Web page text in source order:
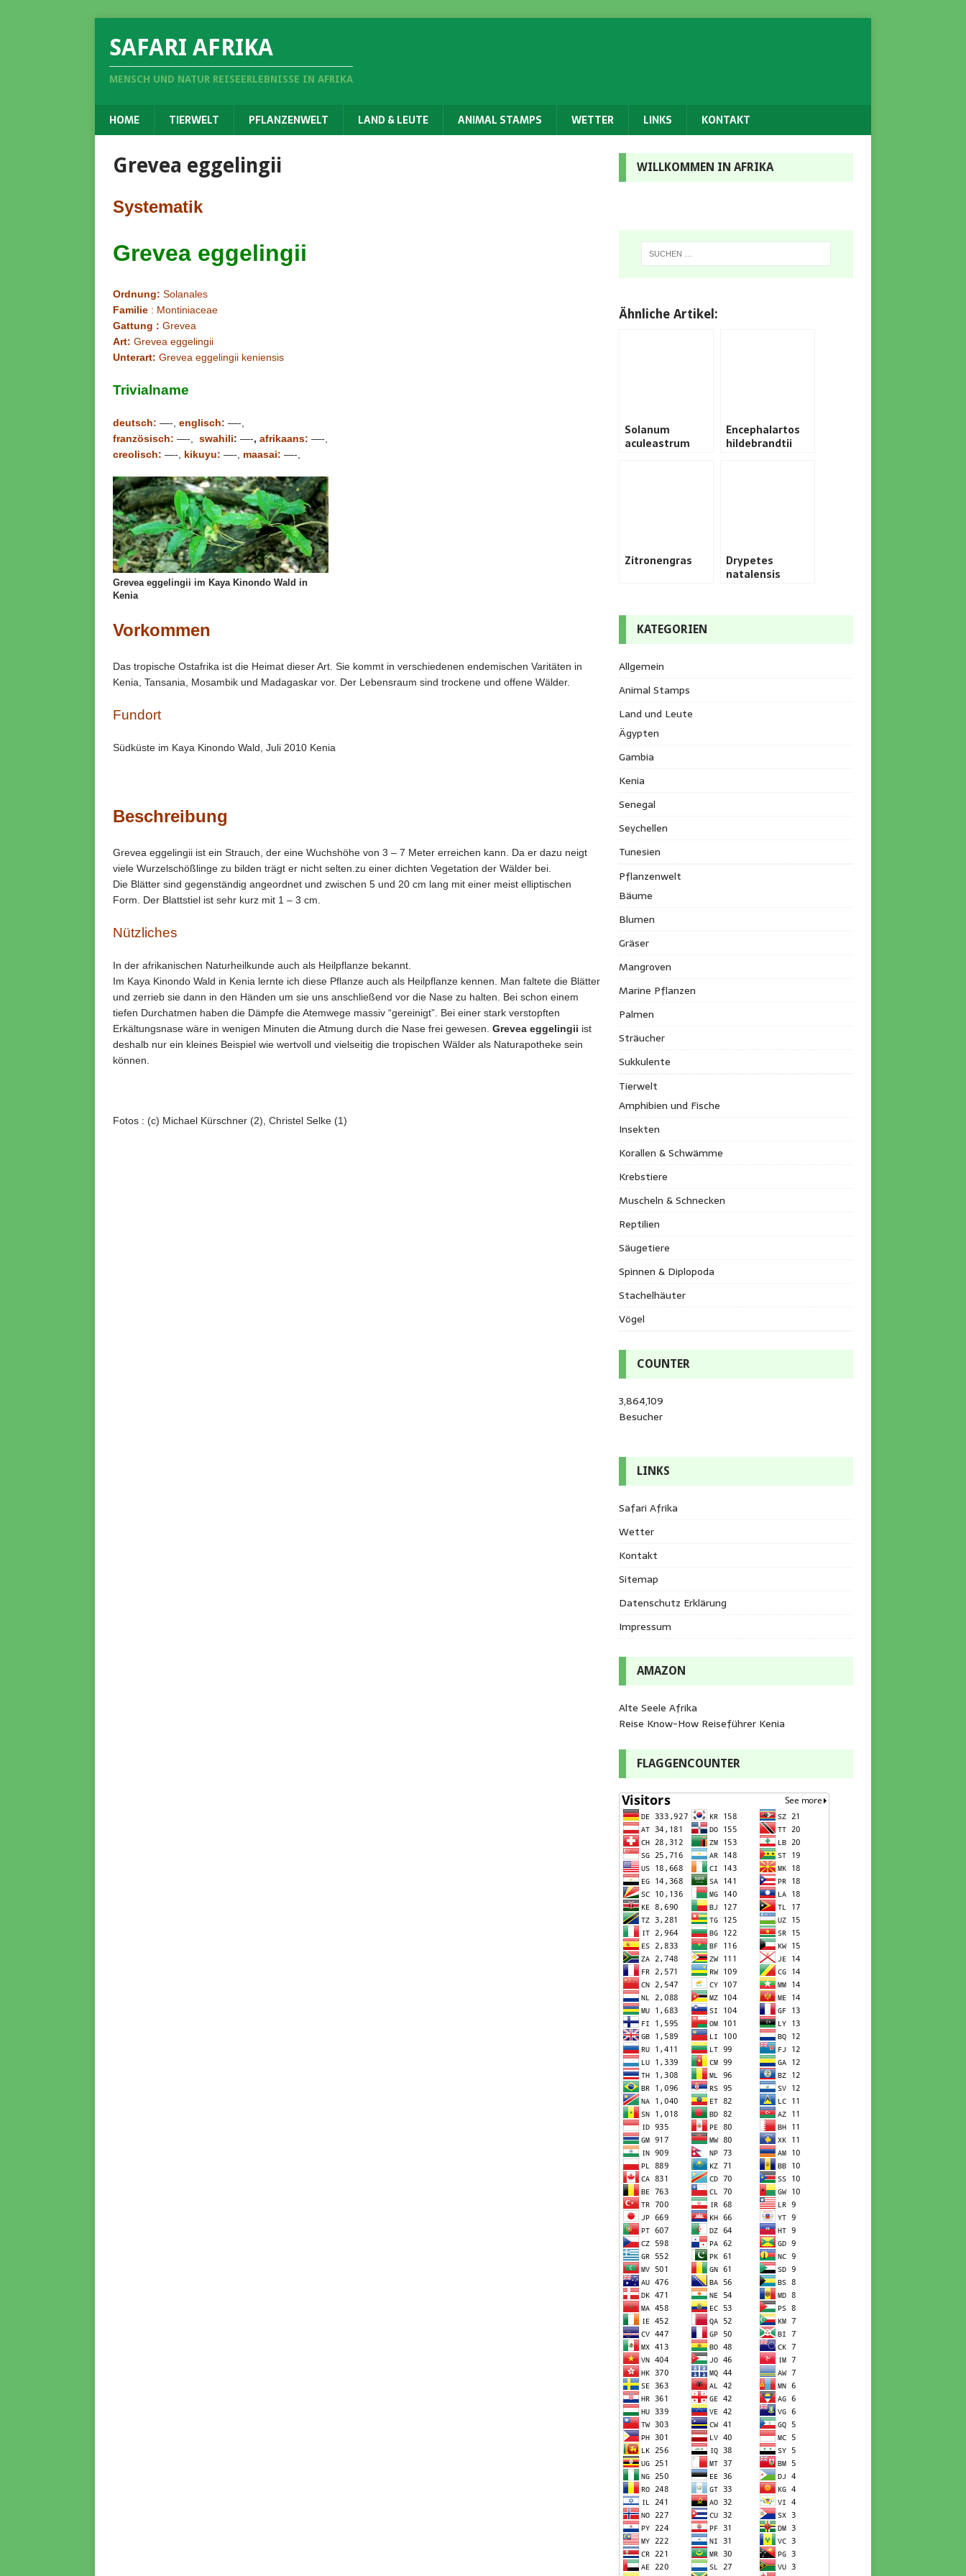
SAFARI AFRIKA
MENSCH UND NATUR REISEERLEBNISSE IN AFRIKA
HOME TIERWELT PFLANZENWELT LAND & LEUTE ANIMAL STAMPS WETTER LINKS KONTAKT
Grevea eggelingii
Systematik
Grevea eggelingii
Ordnung: Solanales
Familie : Montiniaceae
Gattung : Grevea
Art: Grevea eggelingii
Unterart: Grevea eggelingii keniensis
Trivialname
deutsch: —-, englisch: —-,
französisch: —-, swahili: —-, afrikaans: —-,
creolisch: —-, kikuyu: —-, maasai: —-,
Grevea eggelingii im Kaya Kinondo Wald in
Kenia
Vorkommen
Das tropische Ostafrika ist die Heimat dieser Art. Sie kommt in verschiedenen endemischen Varitäten in
Kenia, Tansania, Mosambik und Madagaskar vor. Der Lebensraum sind trockene und offene Wälder.
Fundort
Südküste im Kaya Kinondo Wald, Juli 2010 Kenia
Beschreibung
Grevea eggelingii ist ein Strauch, der eine Wuchshöhe von 3 – 7 Meter erreichen kann. Da er dazu neigt
viele Wurzelschößlinge zu bilden trägt er nicht selten.zu einer dichten Vegetation der Wälder bei.
Die Blätter sind gegenständig angeordnet und zwischen 5 und 20 cm lang mit einer meist elliptischen
Form. Der Blattstiel ist sehr kurz mit 1 – 3 cm.
Nützliches
In der afrikanischen Naturheilkunde auch als Heilpflanze bekannt.
Im Kaya Kinondo Wald in Kenia lernte ich diese Pflanze auch als Heilpflanze kennen. Man faltete die Blätter
und zerrieb sie dann in den Händen um sie uns anschließend vor die Nase zu halten. Bei schon einem
tiefen Durchatmen haben die Dämpfe die Atemwege massiv “gereinigt”. Bei einer stark verstopften
Erkältungsnase wäre in wenigen Minuten die Atmung durch die Nase frei gewesen. Grevea eggelingii ist
deshalb nur ein kleines Beispiel wie wertvoll und vielseitig die tropischen Wälder als Naturapotheke sein
können.
Fotos : (c) Michael Kürschner (2), Christel Selke (1)
WILLKOMMEN IN AFRIKA
Ähnliche Artikel:
Solanum
aculeastrum
Encephalartos
hildebrandtii
Zitronengras
Drypetes
natalensis
KATEGORIEN
Allgemein
Animal Stamps
Land und Leute
Ägypten
Gambia
Kenia
Senegal
Seychellen
Tunesien
Pflanzenwelt
Bäume
Blumen
Gräser
Mangroven
Marine Pflanzen
Palmen
Sträucher
Sukkulente
Tierwelt
Amphibien und Fische
Insekten
Korallen & Schwämme
Krebstiere
Muscheln & Schnecken
Reptilien
Säugetiere
Spinnen & Diplopoda
Stachelhäuter
Vögel
COUNTER
3,864,109
Besucher
LINKS
Safari Afrika
Wetter
Kontakt
Sitemap
Datenschutz Erklärung
Impressum
AMAZON
Alte Seele Afrika
Reise Know-How Reiseführer Kenia
FLAGGENCOUNTER